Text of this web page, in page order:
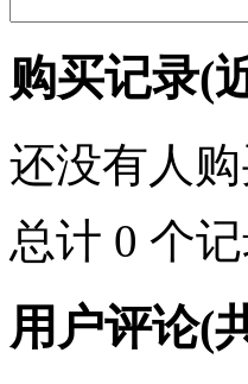
购买记录(
还没有人
总计 0 个
用户评论(